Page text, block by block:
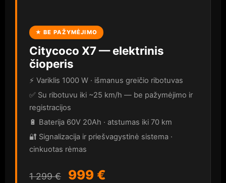
★ BE PAŽYMĖJIMO
Citycoco X7 — elektrinis
čioperis
⚡ Variklis 1000 W · išmanus greičio ribotuvas
✅ Su ribotuvu iki ~25 km/h — be pažymėjimo ir
registracijos
🔋 Baterija 60V 20Ah · atstumas iki 70 km
🔐 Signalizacija ir priešvagystinė sistema ·
cinkuotas rėmas
1 299 € 999 €